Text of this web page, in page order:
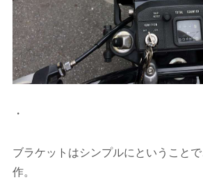
・
ブラケットはシンプルにということ
作。